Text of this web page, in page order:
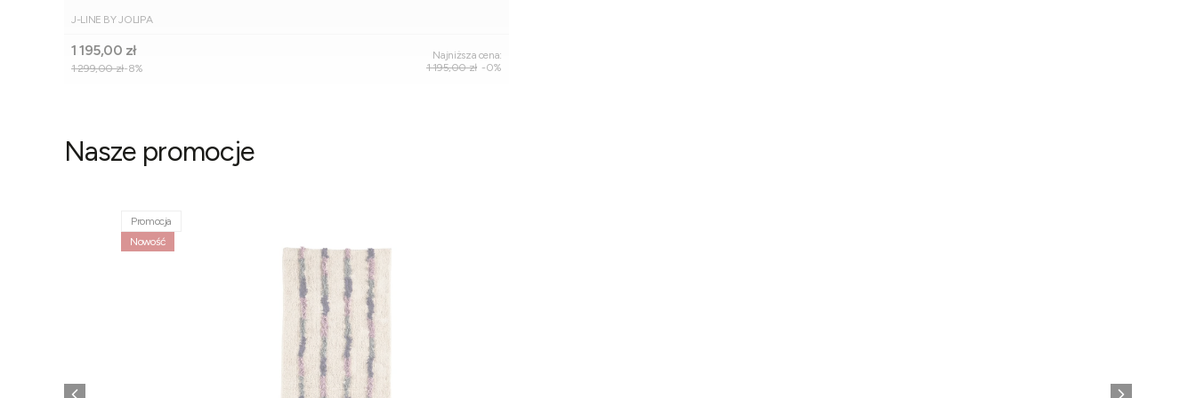
PRODUCENT
J-LINE BY JOLIPA
Cena promocyjna
1 195,00 zł
1 299,00 zł-8%
Najniższa cena:
1 195,00 zł -0%
Nasze promocje
Promocja
Nowość